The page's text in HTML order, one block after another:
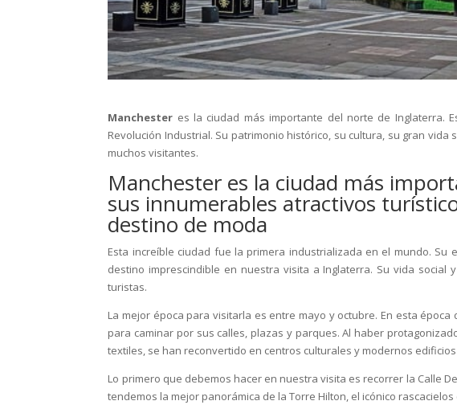
Manchester es la ciudad más importante del norte de Inglaterra.
Revolución Industrial. Su patrimonio histórico, su cultura, su gran
muchos visitantes.
Manchester es la ciudad más
sus innumerables atractivos
destino de moda
Esta increíble ciudad fue la primera industrializada en el mundo.
destino imprescindible en nuestra visita a Inglaterra. Su vida
turistas.
La mejor época para visitarla es entre mayo y octubre. En esta
para caminar por sus calles, plazas y parques. Al haber
textiles, se han reconvertido en centros culturales y modernos
Lo primero que debemos hacer en nuestra visita es recorrer la Calle
tendemos la mejor panorámica de la Torre Hilton, el icónico